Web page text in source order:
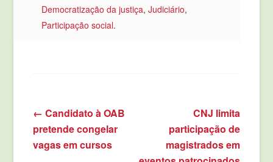
Democratização da justiça,Judiciário,
Participação social.
Navegação de posts
← Candidato à OAB
pretende congelar
vagas em cursos
CNJ limita
participação de
magistrados em